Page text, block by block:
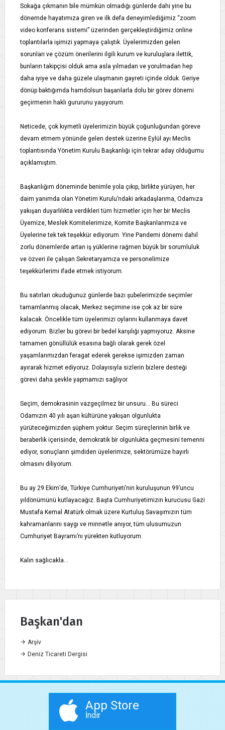
Sokağa çıkmanın bile mümkün olmadığı günlerde dahi yine bu
dönemde hayatımıza giren ve ilk defa deneyimlediğimiz “zoom
video konferans sistemi” üzerinden gerçekleştirdiğimiz online
toplantılarla işimizi yapmaya çalıştık. Üyelerimizden gelen
sorunları ve çözüm önerilerini ilgili kurum ve kuruluşlara ilettik,
bunların takipçisi olduk ama asla yılmadan ve yorulmadan hep
daha iyiye ve daha güzele ulaşmanın gayreti içinde olduk. Geriye
dönüp baktığımda hamdolsun başarılarla dolu bir görev dönemi
geçirmenin haklı gururunu yaşıyorum.
Neticede, çok kıymetli üyelerimizin büyük çoğunluğundan göreve
devam etmem yönünde gelen destek üzerine Eylül ayı Meclis
toplantısında Yönetim Kurulu Başkanlığı için tekrar aday olduğumu
açıklamıştım.
Başkanlığım döneminde benimle yola çıkıp, birlikte yürüyen, her
daim yanımda olan Yönetim Kurulu’ndaki arkadaşlarıma, Odamıza
yakışan duyarlılıkta verdikleri tüm hizmetler için her bir Meclis
Üyemize, Meslek Komitelerimize, Komite Başkanlarımıza ve
Üyelerine tek tek teşekkür ediyorum. Yine Pandemi dönemi dahil
zorlu dönemlerde artan iş yüklerine rağmen büyük bir sorumluluk
ve özveri ile çalışan Sekretaryamıza ve personelimize
teşekkürlerimi ifade etmek istiyorum.
Bu satırları okuduğunuz günlerde bazı şubelerimizde seçimler
tamamlanmış olacak, Merkez seçimine ise çok az bir süre
kalacak. Öncelikle tüm üyelerimizi oylarını kullanmaya davet
ediyorum. Bizler bu görevi bir bedel karşılığı yapmıyoruz. Aksine
tamamen gönüllülük esasına bağlı olarak gerek özel
yaşamlarımızdan feragat ederek gerekse işimizden zaman
ayırarak hizmet ediyoruz. Dolayısıyla sizlerin bizlere desteği
görevi daha şevkle yapmamızı sağlıyor.
Seçim, demokrasinin vazgeçilmez bir unsuru… Bu süreci
Odamızın 40 yılı aşan kültürüne yakışan olgunlukta
yürüteceğimizden şüphem yoktur. Seçim süreçlerinin birlik ve
beraberlik içerisinde, demokratik bir olgunlukta geçmesini temenni
ediyor, sonuçların şimdiden üyelerimize, sektörümüze hayırlı
olmasını diliyorum.
Bu ay 29 Ekim’de, Türkiye Cumhuriyeti’nin kuruluşunun 99’uncu
yıldönümünü kutlayacağız. Başta Cumhuriyetimizin kurucusu Gazi
Mustafa Kemal Atatürk olmak üzere Kurtuluş Savaşımızın tüm
kahramanlarını saygı ve minnetle anıyor, tüm ulusumuzun
Cumhuriyet Bayramı’nı yürekten kutluyorum.
Kalın sağlıcakla…
Başkan'dan
Arşiv
Deniz Ticareti Dergisi
App Store
İndir